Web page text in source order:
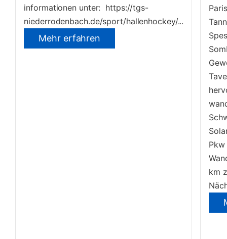
informationen unter: https://tgs-
niederrodenbach.de/sport/hallenhockey/...
Mehr erfahren
Pkw
km